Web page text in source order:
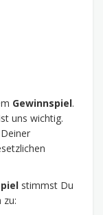
Gewinnspiel.
uns wichtig.
stimmst Du
zu: